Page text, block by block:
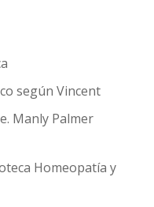
según Vincent
Manly Palmer
Homeopatía y